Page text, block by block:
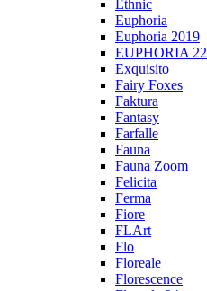
Ethnic
Euphoria
Euphoria 2019
EUPHORIA 22
Exquisito
Fairy Foxes
Faktura
Fantasy
Farfalle
Fauna
Fauna Zoom
Felicita
Ferma
Fiore
FLArt
Flo
Floreale
Florescence